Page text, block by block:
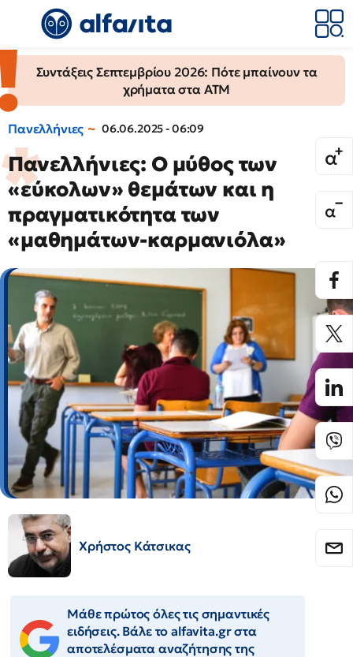
Συντάξεις Σεπτεμβρίου 2026: Πότε μπαίνουν τα
χρήματα στα ΑΤΜ
Πανελλήνιες 06.06.2025 - 06:09
Πανελλήνιες: Ο μύθος των
«εύκολων» θεμάτων και η
πραγματικότητα των
«μαθημάτων-καρμανιόλα»
Χρήστος Κάτσικας
Μάθε πρώτος όλες τις σημαντικές
ειδήσεις. Βάλε το alfavita.gr στα
αποτελέσματα αναζήτησης της